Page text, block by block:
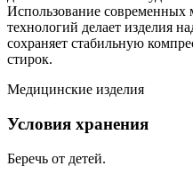
Использование современных
технологий делает изделия
сохраняет стабильную
стирок.
Медицинские изделия
Условия хранения
Беречь от детей.